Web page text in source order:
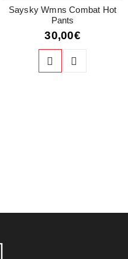
Saysky Wmns Combat Hot
Pants
30,00€